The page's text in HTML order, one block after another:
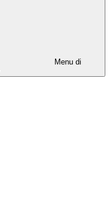
Menu di